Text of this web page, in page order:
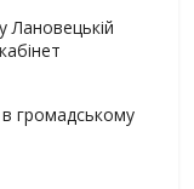
Лановецькій
в громадському